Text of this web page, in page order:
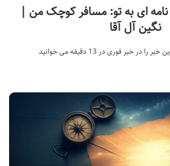
ای به تو: مسافر کوچک من |
نگین آل آقا
خبر را در خبر فوری در 13 دقیقه می خوانید